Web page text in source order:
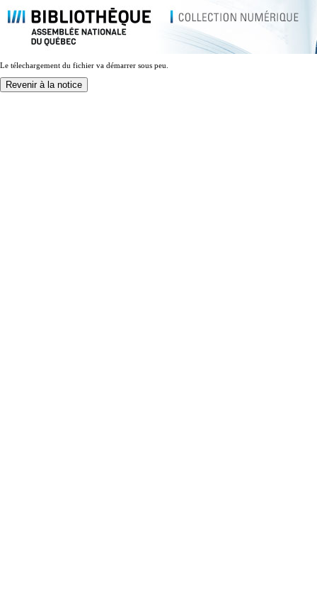
Le télechargement du fichier va démarrer sous peu.